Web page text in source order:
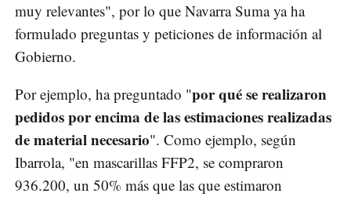
muy relevantes", por lo que Navarra Suma ya ha
formulado preguntas y peticiones de información al
Gobierno.
Por ejemplo, ha preguntado "por qué se realizaron
pedidos por encima de las estimaciones realizadas
de material necesario". Como ejemplo, según
Ibarrola, "en mascarillas FFP2, se compraron
936.200, un 50% más que las que estimaron